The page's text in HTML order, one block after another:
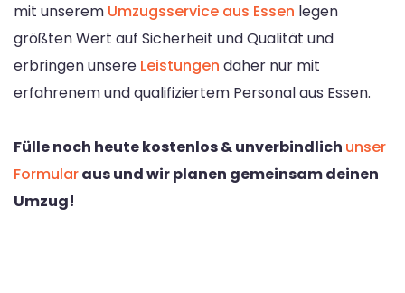
mit unserem Umzugsservice aus Essen legen
größten Wert auf Sicherheit und Qualität und
erbringen unsere Leistungen daher nur mit
erfahrenem und qualifiziertem Personal aus Essen.
Fülle noch heute kostenlos & unverbindlich unser
Formularaus und wir planen gemeinsam deinen
Umzug!